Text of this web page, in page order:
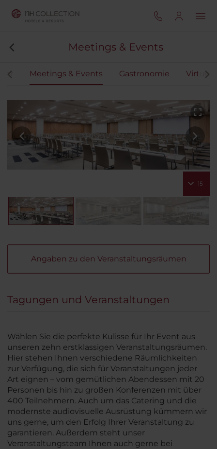
Meetings & Events
Meetings & Events Gastronomie
15
Angaben zu den Veranstaltungsräumen
Tagungen und Veranstaltungen
Wählen Sie die perfekte Kulisse für Ihr Event aus
unseren zehn erstklassigen Veranstaltungsräumen.
Hier stehen Ihnen verschiedene Räumlichkeiten
zur Verfügung, die sich für Veranstaltungen jeder
Art eignen – vom gemütlichen Abendessen mit 20
Personen bis hin zu großen Konferenzen mit über
400 Teilnehmern. Auch um das Catering und die
modernste audiovisuelle Ausrüstung kümmern wir
uns gerne, um den Erfolg Ihrer Veranstaltung zu
garantieren. Außerdem steht unser
Veranstaltungsteam Ihnen auch gerne bei